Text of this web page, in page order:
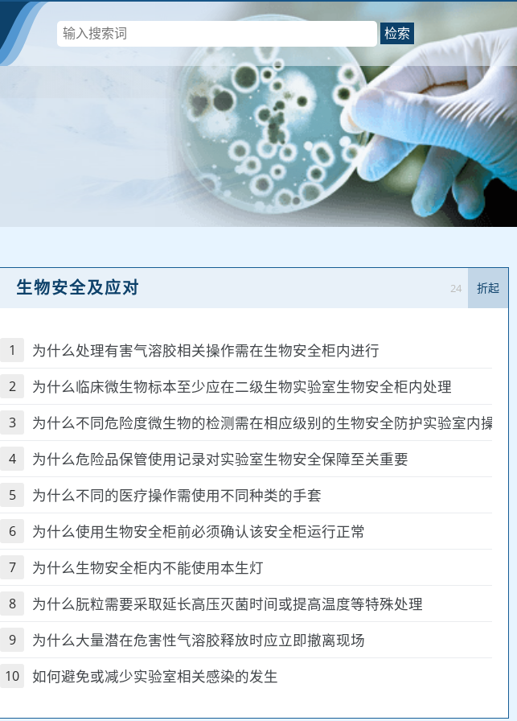
检索
生物安全及应对 24 折起
1 为什么处理有害气溶胶相关操作需在生物安全柜内进行
2 为什么临床微生物标本至少应在二级生物实验室生物安全柜内处理
3 为什么不同危险度微生物的检测需在相应级别的生物安全防护实验室内操
4 为什么危险品保管使用记录对实验室生物安全保障至关重要
5 为什么不同的医疗操作需使用不同种类的手套
6 为什么使用生物安全柜前必须确认该安全柜运行正常
7 为什么生物安全柜内不能使用本生灯
8 为什么朊粒需要采取延长高压灭菌时间或提高温度等特殊处理
9 为什么大量潜在危害性气溶胶释放时应立即撤离现场
10 如何避免或减少实验室相关感染的发生